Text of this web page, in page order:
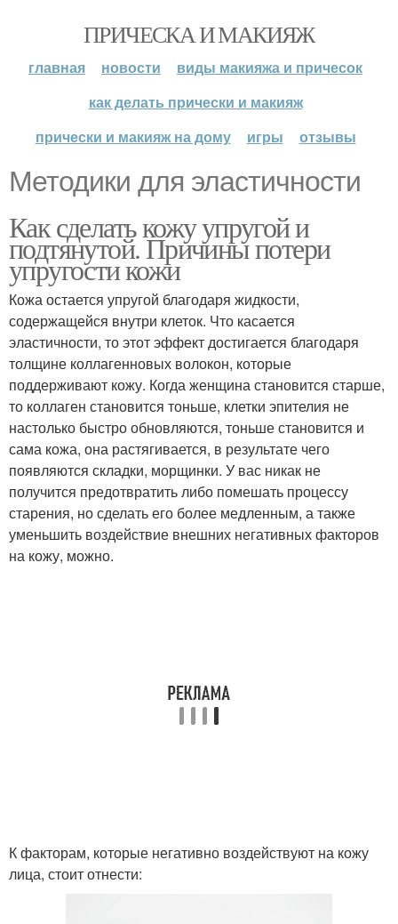
ПРИЧЕСКА И МАКИЯЖ
главная новости
виды макияжа и причесок
как делать прически и макияж
прически и макияж на дому
игры отзывы
Методики для эластичности
Как сделать кожу упругой и
подтянутой. Причины потери
упругости кожи
Кожа остается упругой благодаря жидкости,
содержащейся внутри клеток. Что касается
эластичности, то этот эффект достигается благодаря
толщине коллагенновых волокон, которые
поддерживают кожу. Когда женщина становится старше,
то коллаген становится тоньше, клетки эпителия не
настолько быстро обновляются, тоньше становится и
сама кожа, она растягивается, в результате чего
появляются складки, морщинки. У вас никак не
получится предотвратить либо помешать процессу
старения, но сделать его более медленным, а также
уменьшить воздействие внешних негативных факторов
на кожу, можно.
К факторам, которые негативно воздействуют на кожу
лица, стоит отнести: